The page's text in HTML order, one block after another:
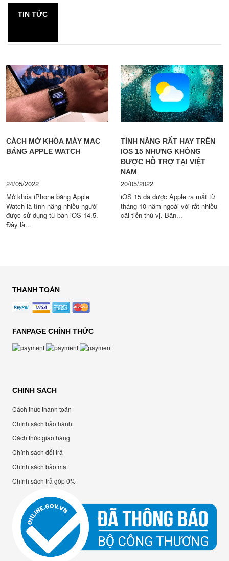
TIN TỨC
CÁCH MỞ KHÓA MÁY MAC
BẰNG APPLE WATCH
24/05/2022
Mở khóa iPhone bằng Apple
Watch là tính năng nhiều người
được sử dụng từ bản iOS 14.5.
Đây là...
TÍNH NĂNG RẤT HAY TRÊN
IOS 15 NHƯNG KHÔNG
ĐƯỢC HỖ TRỢ TẠI VIỆT
NAM
20/05/2022
iOS 15 đã được Apple ra mắt từ
tháng 10 năm ngoái với rất nhiều
cải tiến thú vị. Bản...
THANH TOÁN
FANPAGE CHÍNH THỨC
CHÍNH SÁCH
Cách thức thanh toán
Chính sách bảo hành
Cách thức giao hàng
Chính sách đổi trả
Chính sách bảo mật
Chính sách trả góp 0%